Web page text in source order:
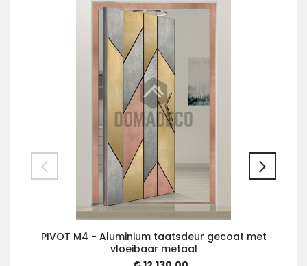
PIVOT M4 - Aluminium taatsdeur gecoat met
vloeibaar metaal